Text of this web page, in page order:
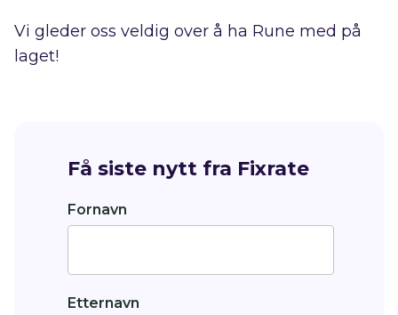
Vi gleder oss veldig over å ha Rune med på
laget!
Få siste nytt fra Fixrate
Fornavn
Etternavn